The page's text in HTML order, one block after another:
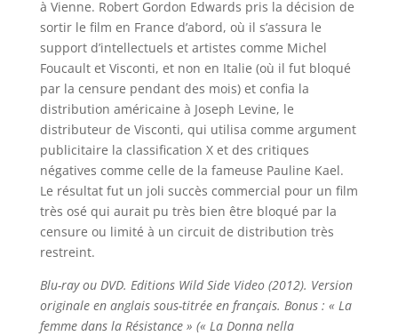
à Vienne. Robert Gordon Edwards pris la décision de
sortir le film en France d’abord, où il s’assura le
support d’intellectuels et artistes comme Michel
Foucault et Visconti, et non en Italie (où il fut bloqué
par la censure pendant des mois) et confia la
distribution américaine à Joseph Levine, le
distributeur de Visconti, qui utilisa comme argument
publicitaire la classification X et des critiques
négatives comme celle de la fameuse Pauline Kael.
Le résultat fut un joli succès commercial pour un film
très osé qui aurait pu très bien être bloqué par la
censure ou limité à un circuit de distribution très
restreint.
Blu-ray ou DVD. Editions Wild Side Video (2012). Version
originale en anglais sous-titrée en français. Bonus : « La
femme dans la Résistance » (« La Donna nella